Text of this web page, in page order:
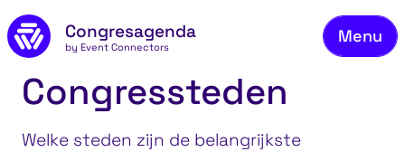
Naar de inhoud
Congresagenda
by Event Connectors
Menu
Congressteden
Welke steden zijn de belangrijkste